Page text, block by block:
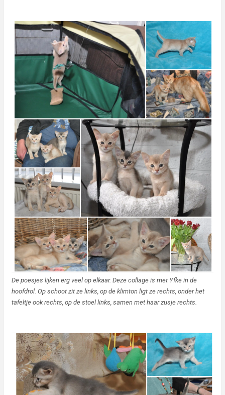
De poesjes lijken erg veel op elkaar. Deze collage is met Yfke in de
hoofdrol. Op schoot zit ze links, op de klimton ligt ze rechts, onder het
tafeltje ook rechts, op de stoel links, samen met haar zusje rechts.